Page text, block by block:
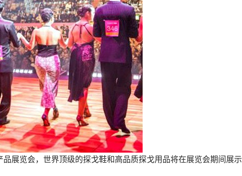
展览会，世界顶级的探戈鞋和高品质探戈用品将在展览会期间展